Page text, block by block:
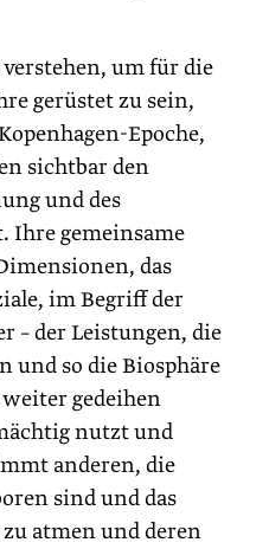
um für die
gerüstet zu sein,
Epoche,
sichtbar den
und des
Ihre gemeinsame
das
im Begriff der
– der Leistungen, die
und so die Biosphäre
gedeihen
nutzt und
anderen, die
sind und das
atmen und deren